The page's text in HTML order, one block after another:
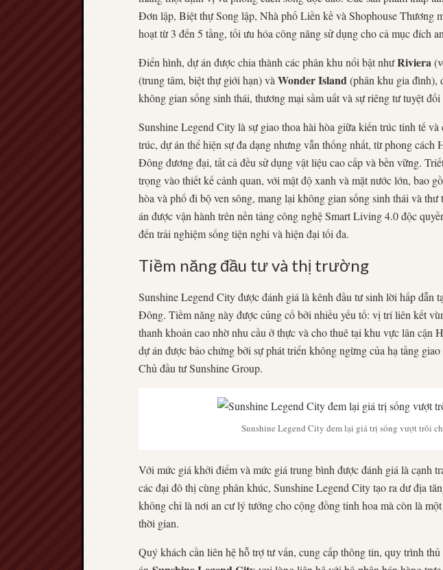
Đơn lập, Biệt thự Song lập, Nhà phố Liền kề và Shophouse Thương
hoạt từ 3 đến 5 tầng, tối ưu hóa công năng sử dụng cho cả mục đích
Điển hình, dự án được chia thành các phân khu nổi bật nhưRiviera
(trung tâm, biệt thự giới hạn) và Wonder Island(phân khu gia đình),
không gian sống sinh thái, thương mại sầm uất và sự riêng tư tuyệt
Sunshine Legend City là sự giao thoa hài hòa giữa kiến trúc tinh tế
trúc, dự án thể hiện sự đa dạng nhưng vẫn thống nhất, từ phong cách
Đông đương đại, tất cả đều sử dụng vật liệu cao cấp và bền vững.
trọng vào thiết kế cảnh quan, với mật độ xanh và mặt nước lớn, bao
hòa và phố đi bộ ven sông, mang lại không gian sống sinh thái và
án được vận hành trên nền tảng công nghệ Smart Living4.0độc
đến trải nghiệm sống tiện nghi và hiện đại tối đa.
Tiềm năng đầu tư và thị trường
Sunshine Legend City được đánh giá là kênh đầu tư sinh lời hấp dẫn
Đông. Tiềm năng này được củng cố bởi nhiều yếu tố: vị trí liên kết
thanh khoản cao nhờ nhu cầu ở thực và cho thuê tại khu vực lân cận
dự án được bảo chứng bởi sự phát triển không ngừng của hạ tầng
Chủ đầu tư Sunshine Group.
Sunshine Legend City đem lại giá trị sống vượt trôi
Với mức giá khởi điểm và mức giá trung bình được đánh giá là cạnh
các đại đô thị cùng phân khúc, Sunshine Legend City tạo ra dư địa
không chỉ là nơi an cư lý tưởng cho cộng đồng tinh hoa mà còn là
thời gian.
Quý khách cần liên hệ hỗ trợ tư vấn, cung cấp thông tin, quy trình